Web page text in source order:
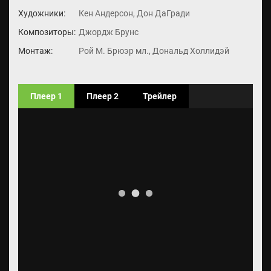
Художники:
Кен Андерсон, Дон ДаГради
Композиторы: Джордж Брунс
Монтаж:
Рой М. Брюэр мл., Дональд Холлидэй
Плеер 1 Плеер 2 Трейлер